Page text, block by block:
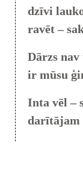
dzīvi
ravēt –
Dārzs
ir mūsu
Inta vēl –